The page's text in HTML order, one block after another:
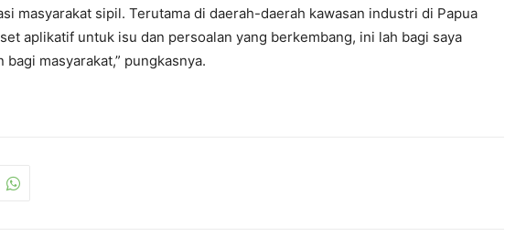
masyarakat sipil. Terutama di daerah-daerah kawasan industri di Papua
aplikatif untuk isu dan persoalan yang berkembang, ini lah bagi saya
masyarakat,” pungkasnya.